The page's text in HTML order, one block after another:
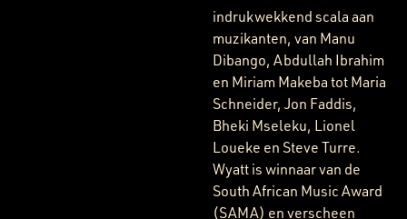
indrukwekkend scala aan
muzikanten, van Manu
Dibango, Abdullah Ibrahim
en Miriam Makeba tot Maria
Schneider, Jon Faddis,
Bheki Mseleku, Lionel
Loueke en Steve Turre.
Wyatt is winnaar van de
South African Music Award
(SAMA) en verscheen